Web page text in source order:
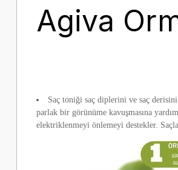
Agiva
Saç toniği saç diplerini ve saç
parlak bir görünüme kavuşmasına
elektriklenmeyi önlemeyi destekler.